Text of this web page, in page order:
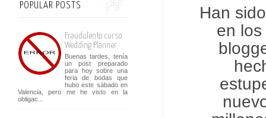
Han
en
POPULAR POSTS
Fraudulento curso
Wedding Planner
Buenas tardes, tenía
un post preparado
para hoy sobre una
feria de bodas que
hubo este sábado en
Valencia, pero me he visto en la
obligac...